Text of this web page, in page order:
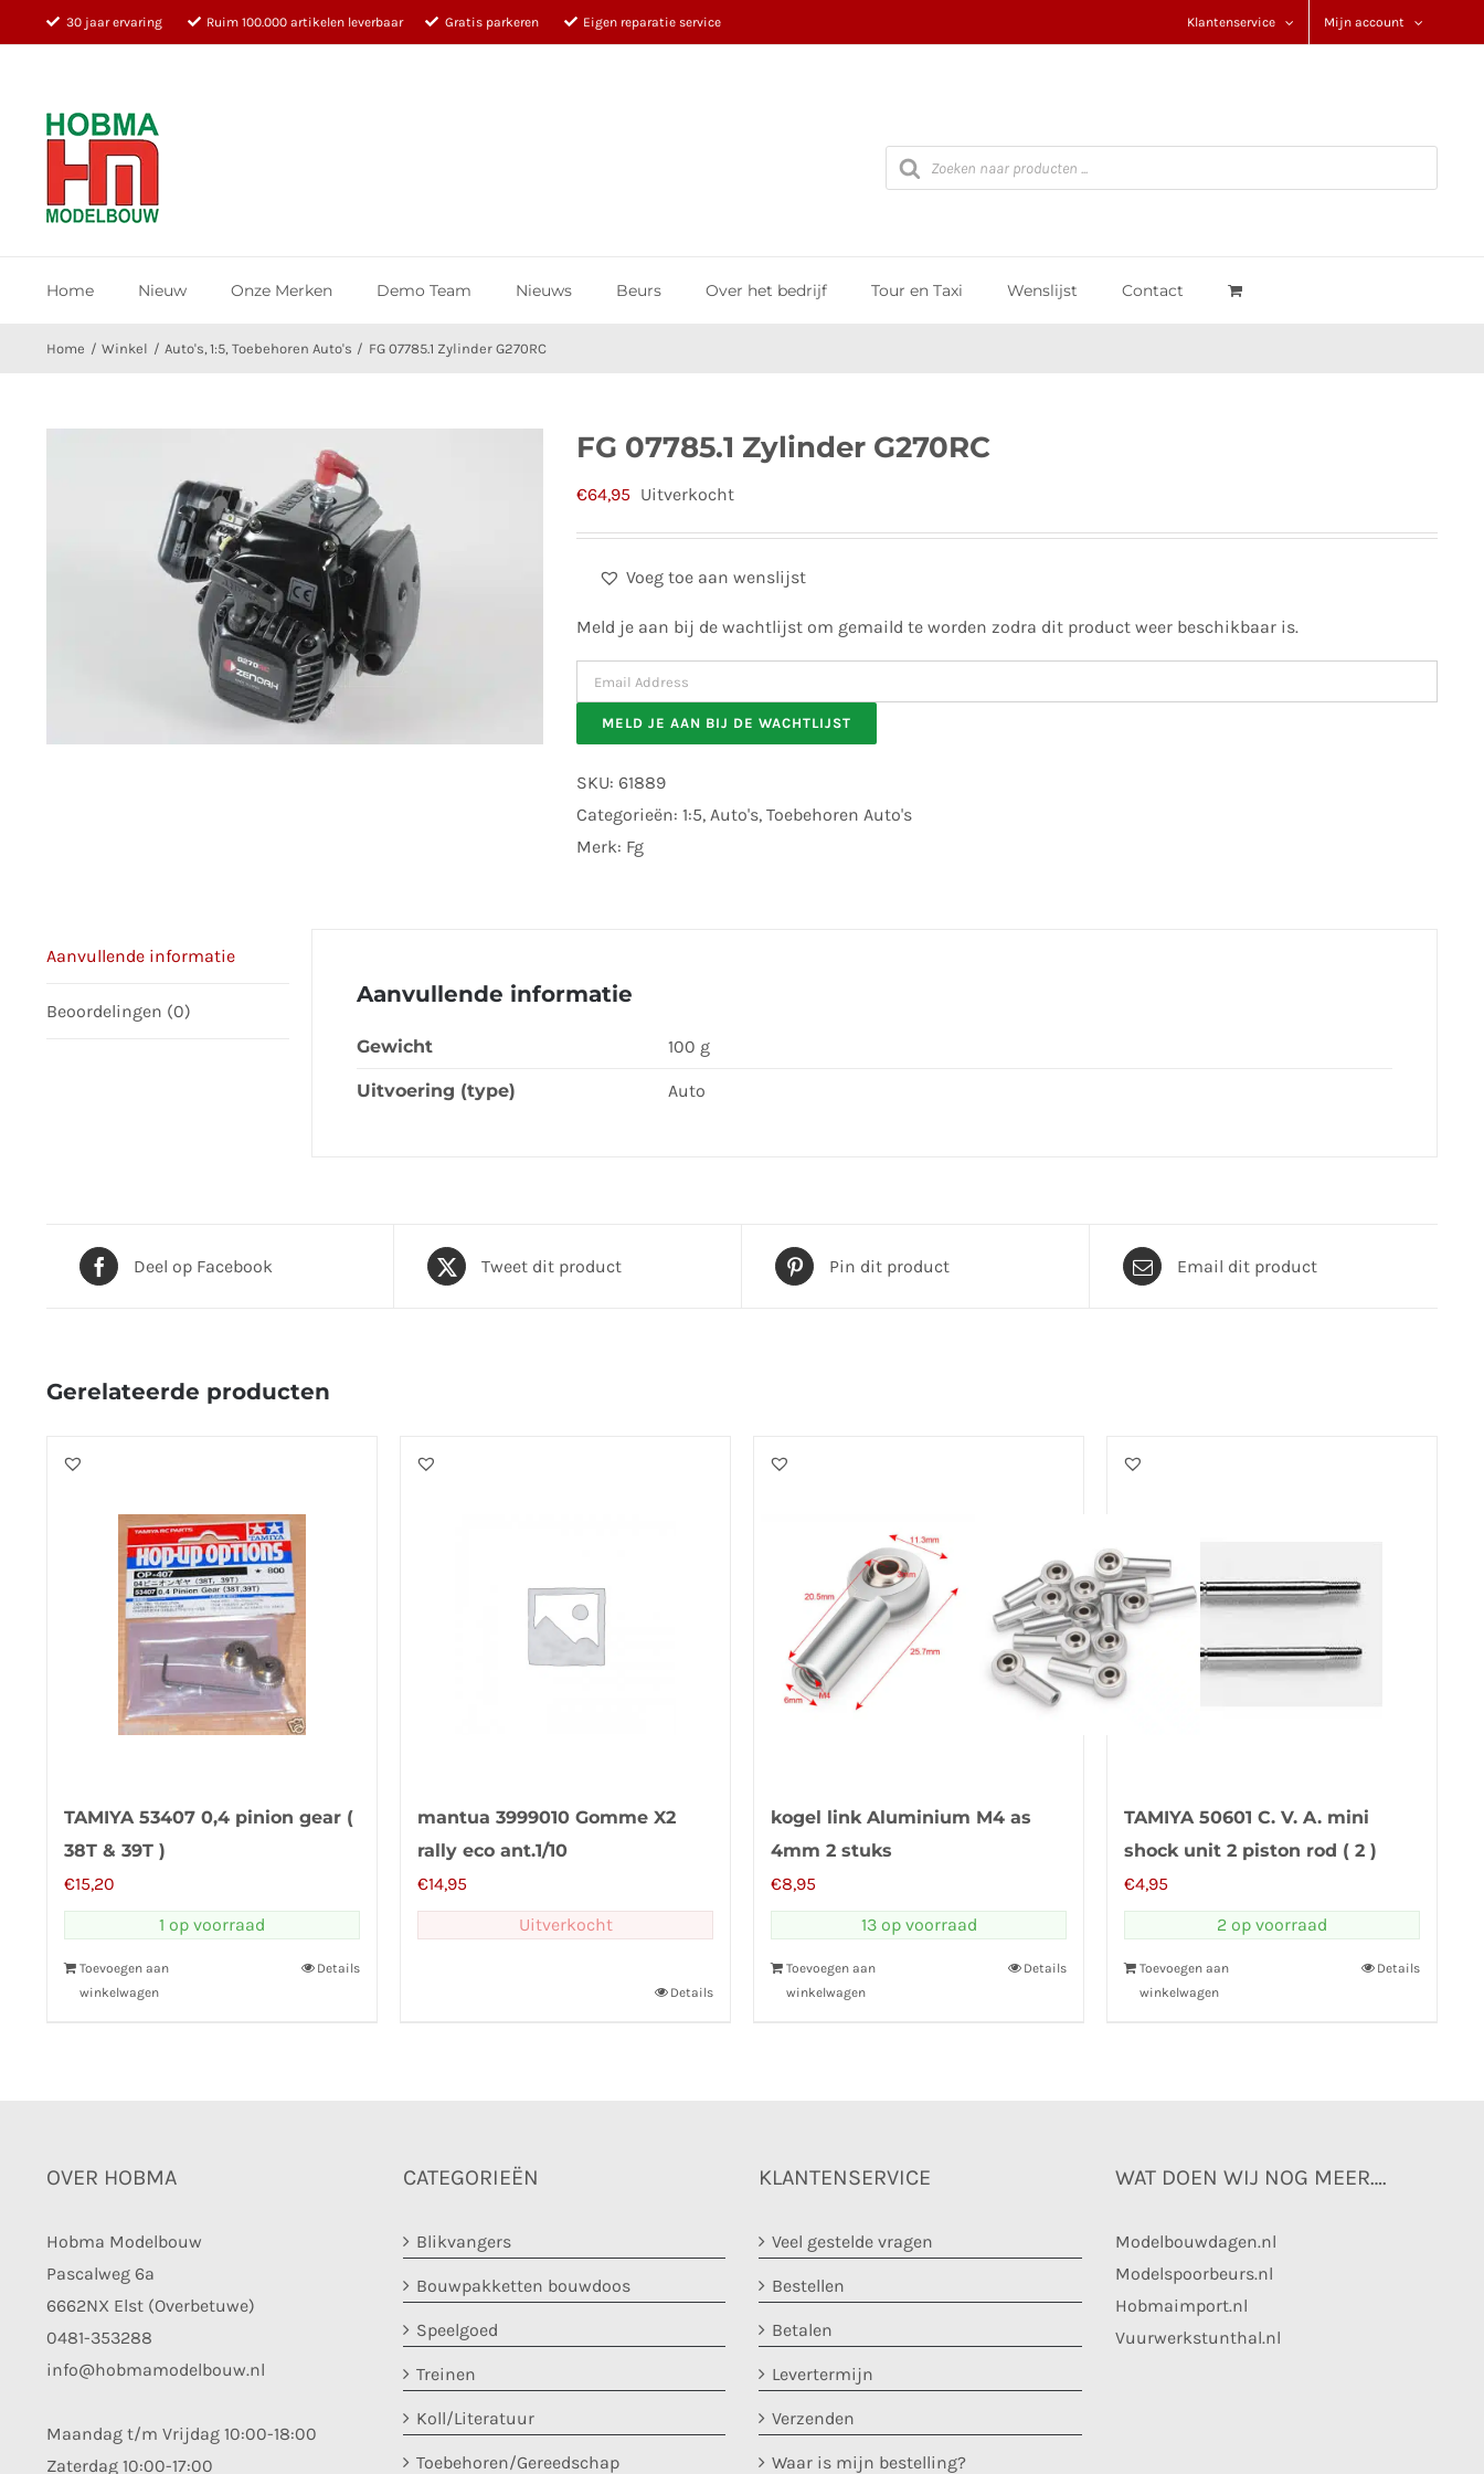
naar
30 jaar ervaring Ruim 100.000 artikelen leverbaar Gratis parkeren Eigen reparatie service Klantenservice Mijn account
Producten
zoeken
Home Nieuw Onze Merken Demo Team Nieuws Beurs Over het bedrijf Tour en Taxi Wenslijst Contact
Home Winkel Auto's 1:5 Toebehoren Auto's FG 07785.1 Zylinder G270RC
FG 07785.1 Zylinder G270RC
€64,95 Uitverkocht
Voeg toe aan wenslijst
Meld je aan bij de wachtlijst om gemaild te worden zodra dit product weer beschikbaar is.
Enter
your
email
address
to
product
MELD JE AAN BIJ DE WACHTLIJST
SKU: 61889
Categorieën: 1:5, Auto's, Toebehoren Auto's
Merk: Fg
Aanvullende informatie
Beoordelingen (0)
Aanvullende informatie
Gewicht 100 g
Uitvoering (type) Auto
Deel op Facebook Tweet dit product Pin dit product Email dit product
Gerelateerde producten
TAMIYA 53407 0,4 pinion gear (
38T & 39T )
€15,20
1 op voorraad
Toevoegen aan
winkelwagen
Details
mantua 3999010 Gomme X2
rally eco ant.1/10
€14,95
Uitverkocht
Details
kogel link Aluminium M4 as
4mm 2 stuks
€8,95
13 op voorraad
Toevoegen aan
winkelwagen
Details
TAMIYA 50601 C. V. A. mini
shock unit 2 piston rod ( 2 )
€4,95
2 op voorraad
Toevoegen aan
winkelwagen
Details
OVER HOBMA
Hobma Modelbouw
Pascalweg 6a
6662NX Elst (Overbetuwe)
0481-353288
info@hobmamodelbouw.nl
Maandag t/m Vrijdag 10:00-18:00
Zaterdag 10:00-17:00
CATEGORIEËN
Blikvangers
Bouwpakketten bouwdoos
Speelgoed
Treinen
Koll/Literatuur
Toebehoren/Gereedschap
KLANTENSERVICE
Veel gestelde vragen
Bestellen
Betalen
Levertermijn
Verzenden
Waar is mijn bestelling?
WAT DOEN WIJ NOG MEER….
Modelbouwdagen.nl
Modelspoorbeurs.nl
Hobmaimport.nl
Vuurwerkstunthal.nl